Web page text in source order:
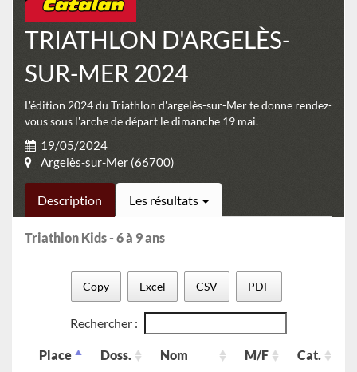
TRIATHLON D'ARGELÈS-
SUR-MER 2024
L'édition 2024 du Triathlon d'argelès-sur-Mer te donne rendez-
vous sous l'arche de départ le dimanche 19 mai.
19/05/2024
Argelès-sur-Mer (66700)
Description Les résultats
Triathlon Kids - 6 à 9 ans
Copy Excel CSV PDF
Rechercher :
Place Doss. Nom M/F Cat.